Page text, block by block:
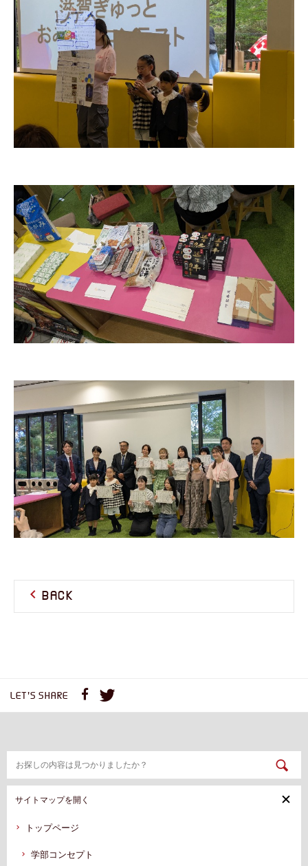
BACK
LET'S SHARE
サイトマップを開く
トップページ
学部コンセプト